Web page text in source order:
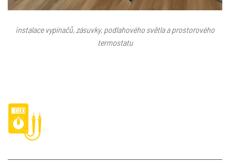
instalace vypínačů, zásuvky, podlahového světla a prostorového
termostatu